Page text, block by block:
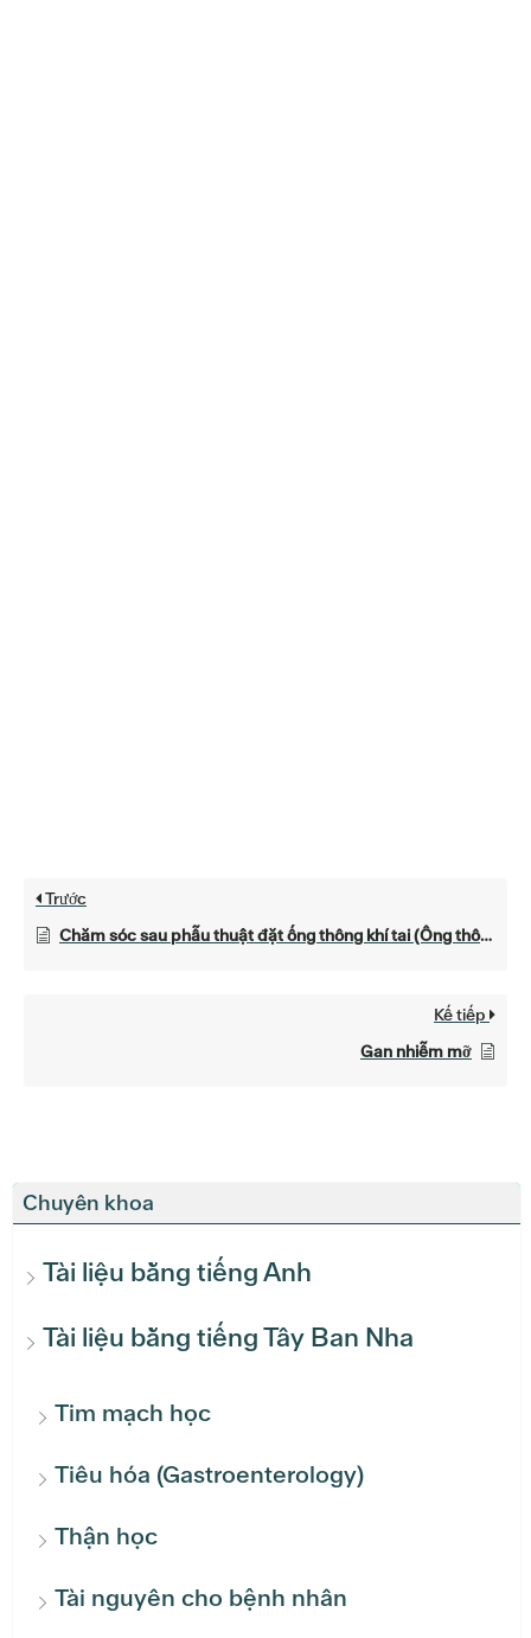
Chuyên khoa
Tài liệu bằng tiếng Anh
Tài liệu bằng tiếng Tây Ban Nha
Tim mạch học
Tiêu hóa (Gastroenterology)
Thận học
Tài nguyên cho bệnh nhân
Trước
Chăm sóc sau phẫu thuật đặt ống thông khí tai (Ống thông khí tai)
Kế tiếp
Gan nhiễm mỡ